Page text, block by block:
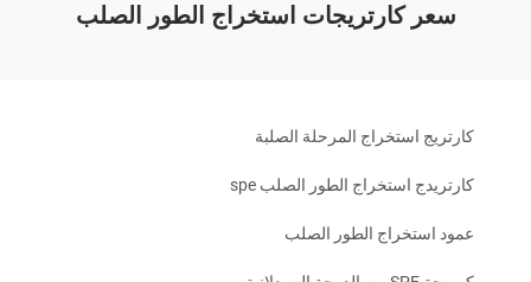
سعر كارتريجات استخراج الطور الصلب
كارتريج استخراج المرحلة الصلبة
كارتريدج استخراج الطور الصلب spe
عمود استخراج الطور الصلب